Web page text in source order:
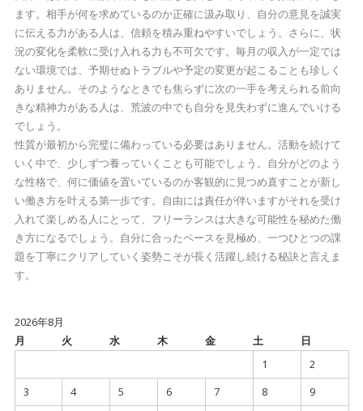
ます。相手が何を求めているのか正確に汲み取り、自分の意見を誠実
に伝える力がある人は、信頼を積み重ねやすいでしょう。さらに、状
況の変化を柔軟に受け入れる力も不可欠です。毎月の収入が一定では
ない環境では、予期せぬトラブルや予定の変更が起こることも珍しく
ありません。そのようなときでも焦らずに次の一手を考えられる前向
きな精神力がある人は、荒波の中でも自分を見失わずに進んでいける
でしょう。
性質が最初から完璧に備わっている必要はありません。活動を続けて
いく中で、少しずつ養っていくことも可能でしょう。自分がどのよう
な性格で、何に価値を置いているのか客観的に見つめ直すことが新し
い働き方を叶える第一歩です。自由には責任が伴いますがそれを受け
入れて楽しめる人にとって、フリーランスは大きな可能性を秘めた働
き方になるでしょう。自分に合ったペースを見極め、一つひとつの課
題を丁寧にクリアしていく姿勢こそが長く活躍し続ける秘訣と言えま
す。
2026年8月
月
火 水 木 金 土
日
1
2
3
4 5 6 7 8
9